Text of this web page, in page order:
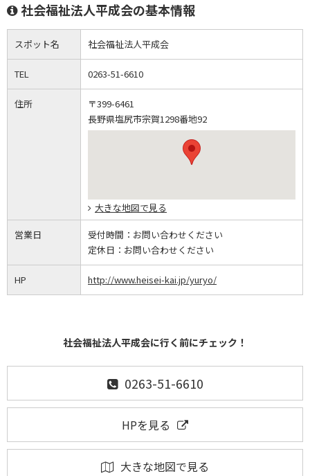
社会福祉法人平成会の基本情報
スポット名 社会福祉法人平成会
TEL 0263-51-6610
住所
〒399-6461
長野県塩尻市宗賀1298番地92
大きな地図で見る
営業日 受付時間： お問い合わせください
定休日： お問い合わせください
HP http://www.heisei-kai.jp/yuryo/
社会福祉法人平成会に行く前にチェック！
0263-51-6610
HPを見る
大きな地図で見る